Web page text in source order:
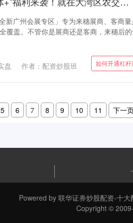
新广州会展专区」专为来穗展商、客商
覆盖。不管你是展商还是客商，来穗后
如何开通杠杆
作者：配资炒股班
盘
5 6 7 8 9 10 11 下一
Powered by 联华证券炒股配资-十
Copyright ©